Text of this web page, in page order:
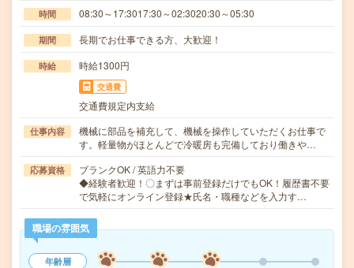
時間 08:30～17:3017:30～02:3020:30～05:30
期間 長期でお仕事できる方、大歓迎！
時給 時給1300円
交通費
交通費規定内支給
仕事内容
機械に部品を補充して、機械を操作していただくお仕事で
す。軽量物がほとんどで冷暖房も完備しており働きや…
応募資格
ブランクOK / 英語力不要
◆経験者歓迎！〇まずは事前登録だけでもOK！履歴書不要
で気軽にオンライン登録★氏名・職種などを入力す…
職場の雰囲気
年齢層